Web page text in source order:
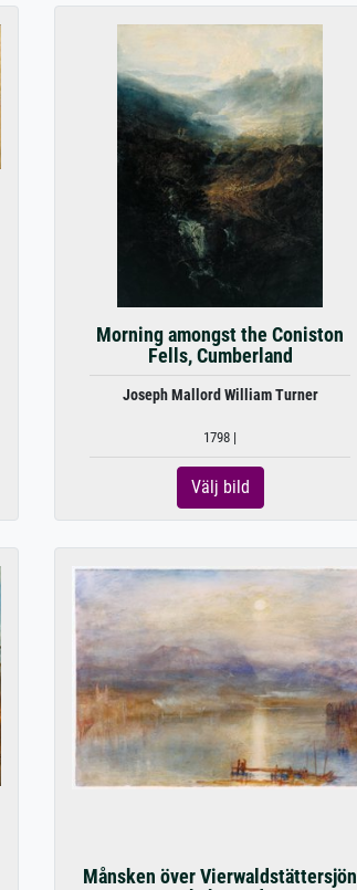
Morning amongst the Coniston
Fells, Cumberland
Joseph Mallord William Turner
1798 |
Välj bild
Månsken över Vierwaldstättersjön